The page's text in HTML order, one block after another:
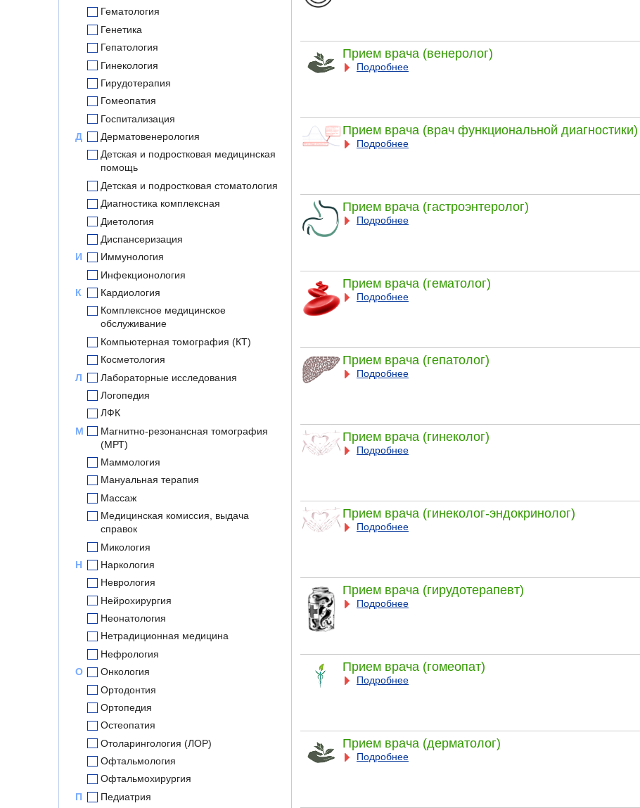
Гематология
Генетика
Гепатология
Гинекология
Гирудотерапия
Гомеопатия
Госпитализация
Д
Дерматовенерология
Детская и подростковая медицинская
помощь
Детская и подростковая стоматология
Диагностика комплексная
Диетология
Диспансеризация
И
Иммунология
Инфекционология
К
Кардиология
Комплексное медицинское
обслуживание
Компьютерная томография (КТ)
Косметология
Л
Лабораторные исследования
Логопедия
ЛФК
М
Магнитно-резонансная томография
(МРТ)
Маммология
Мануальная терапия
Массаж
Медицинская комиссия, выдача
справок
Микология
Н
Наркология
Неврология
Нейрохирургия
Неонатология
Нетрадиционная медицина
Нефрология
О
Онкология
Ортодонтия
Ортопедия
Остеопатия
Отоларингология (ЛОР)
Офтальмология
Офтальмохирургия
П
Педиатрия
Прием врача (венеролог)
Подробнее
Прием врача (врач функциональной диагностики)
Подробнее
Прием врача (гастроэнтеролог)
Подробнее
Прием врача (гематолог)
Подробнее
Прием врача (гепатолог)
Подробнее
Прием врача (гинеколог)
Подробнее
Прием врача (гинеколог-эндокринолог)
Подробнее
Прием врача (гирудотерапевт)
Подробнее
Прием врача (гомеопат)
Подробнее
Прием врача (дерматолог)
Подробнее